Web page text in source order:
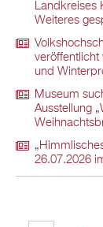
Landkreises
Weiteres
veröffentlicht
und
Museum
Ausstellung
26.07.2026